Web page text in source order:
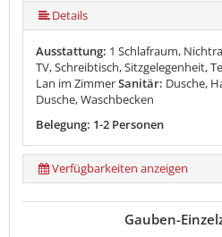
Details
Ausstattung: 1 Schlafraum,
TV, Schreibtisch, Sitzgelegenheit,
Lan im ZimmerSanitär: Dusche,
Dusche, Waschbecken
Belegung: 1-2 Personen
Verfügbarkeiten anzeigen
Gauben-